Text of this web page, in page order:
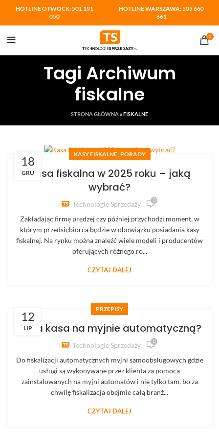
HOTLINE OTWOCK: 501 191
050
HOTLINE WARSZAWA: 505 660
661
0
Tagi Archiwum
fiskalne
STRONA GŁÓWNA »FISKALNE
18
GRU
KASY FISKALNE, PORADY
Kasa fiskalna w 2025 roku – jaką
wybrać?
Technologie Sprzedaży 0
Zakładając firmę prędzej czy później przychodzi moment, w
którym przedsiębiorca będzie w obowiązku posiadania kasy
fiskalnej. Na rynku można znaleźć wiele modeli i producentów
oferujących różnego ro...
CZYTAJ DALEJ
12
LIP
PRZEPISY
Jaka kasa na myjnie automatyczną?
Technologie Sprzedaży 0
Do fiskalizacji automatycznych myjni samoobsługowych gdzie
usługi są wykonywane przez klienta za pomocą
zainstalowanych na myjni automatów i nie tylko tam, bo za
chwilę fiskalizacja obejmie całą branż...
CZYTAJ DALEJ